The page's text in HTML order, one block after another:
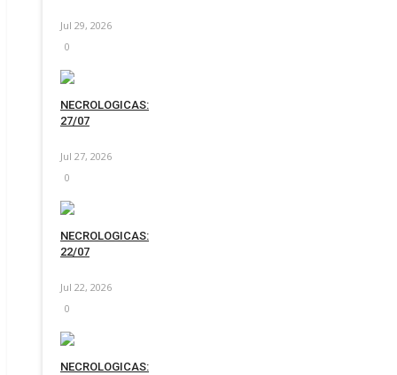
Jul 29, 2026
0
NECROLOGICAS:
27/07
Jul 27, 2026
0
NECROLOGICAS:
22/07
Jul 22, 2026
0
NECROLOGICAS: